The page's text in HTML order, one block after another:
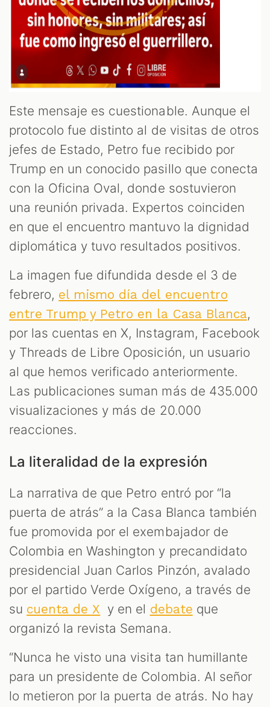
Este mensaje es cuestionable. Aunque el
protocolo fue distinto al de visitas de otros
jefes de Estado, Petro fue recibido por
Trump en un conocido pasillo que conecta
con la Oficina Oval, donde sostuvieron
una reunión privada. Expertos coinciden
en que el encuentro mantuvo la dignidad
diplomática y tuvo resultados positivos.
La imagen fue difundida desde el 3 de
febrero, el mismo día del encuentro
entre Trump y Petro en la Casa Blanca,
por las cuentas en X, Instagram, Facebook
y Threads de Libre Oposición, un usuario
al que hemos verificado anteriormente.
Las publicaciones suman más de 435.000
visualizaciones y más de 20.000
reacciones.
La literalidad de la expresión
La narrativa de que Petro entró por “la
puerta de atrás” a la Casa Blanca también
fue promovida por el exembajador de
Colombia en Washington y precandidato
presidencial Juan Carlos Pinzón, avalado
por el partido Verde Oxígeno, a través de
su cuenta de X y en el debate que
organizó la revista Semana.
“Nunca he visto una visita tan humillante
para un presidente de Colombia. Al señor
lo metieron por la puerta de atrás. No hay